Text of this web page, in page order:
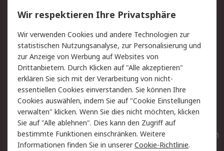
Service
Value Added Services
Lieferlösungen
Rücksendungen
Kontakt
Hilfe
Privatkunden
Rechtliches
AGB
Datenschutz
Cookie-Richtlinie
Zahlungsbedingungen
Copyright/Impressum
Entsorgung
Elektrogeräte/Batterien
Wir respektieren Ihre Privatsphäre
Wir verwenden Cookies und andere Technologien zur
statistischen Nutzungsanalyse, zur Personalisierung und
zur Anzeige von Werbung auf Websites von
Drittanbietern. Durch Klicken auf "Alle akzeptieren"
erklären Sie sich mit der Verarbeitung von nicht-
essentiellen Cookies einverstanden. Sie können Ihre
Cookies auswählen, indem Sie auf "Cookie Einstellungen
verwalten" klicken. Wenn Sie dies nicht möchten, klicken
Sie auf "Alle ablehnen". Dies kann den Zugriff auf
bestimmte Funktionen einschränken. Weitere
Informationen finden Sie in unsererCookie-Richtlinie.